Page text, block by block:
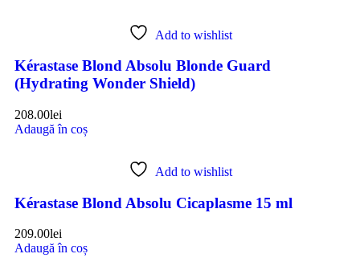
Add to wishlist
Kérastase Blond Absolu Blonde Guard
(Hydrating Wonder Shield)
208.00lei
Adaugă în coș
Add to wishlist
Kérastase Blond Absolu Cicaplasme 15 ml
209.00lei
Adaugă în coș